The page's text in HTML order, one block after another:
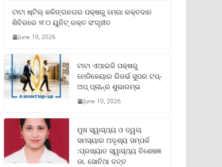
ଟାଟା ଷ୍ଟିଲ୍‌ କଳିଙ୍ଗନଗର ପକ୍ଷରୁ ମେଗା ରକ୍ତଦାନ
ଶିବିରରେ ୨୮୦ ୟୁନିଟ୍‌ ରକ୍ତ ସଂଗୃହୀତ
June 19, 2026
ଟାଟା ଏଆଇଜି ପକ୍ଷରୁ
ମେଡିକେୟାର ରିଜର୍ଭ ସୁପର ଟପ୍‌-
ଅପ୍ ପ୍ଲାନ୍‌ର ଶୁଭାରମ୍ଭ
June 10, 2026
ମୁଖ ସ୍ୱାସ୍ଥ୍ୟ ଓ ତ୍ୱଚା
ସମସ୍ୟାର ଅଦୃଶ୍ୟ ସମ୍ପର୍କ
:ପ୍ରଖ୍ୟାତ ସ୍ୱାସ୍ଥ୍ୟ ବିଶେଷଜ୍ଞ
ଡା. ସୋନିଆ ଦତ୍ତ